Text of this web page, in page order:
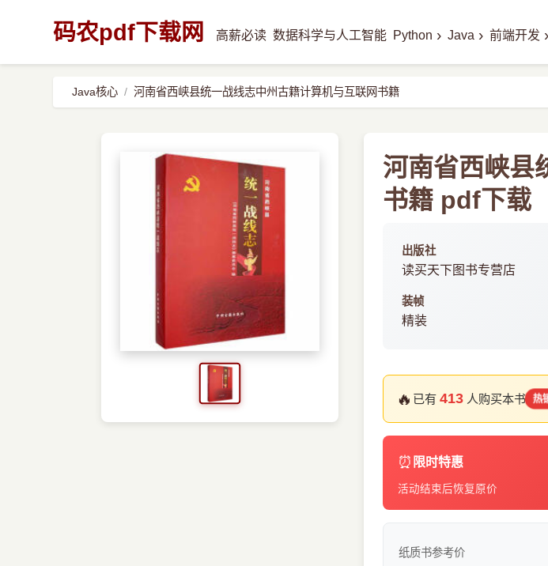
码农pdf下载网 高薪必读 数据科学与人工智能 Python › Java › 前端开发 ›
Java核心 河南省西峡县统一战线志中州古籍计算机与互联网书籍
河南省西峡县
书籍 pdf下载
出版社
读买天下图书专营店
装帧
精装
🔥 已有 413人购买本书 热
⏰ 限时特惠
活动结束后恢复原价
纸质书参考价